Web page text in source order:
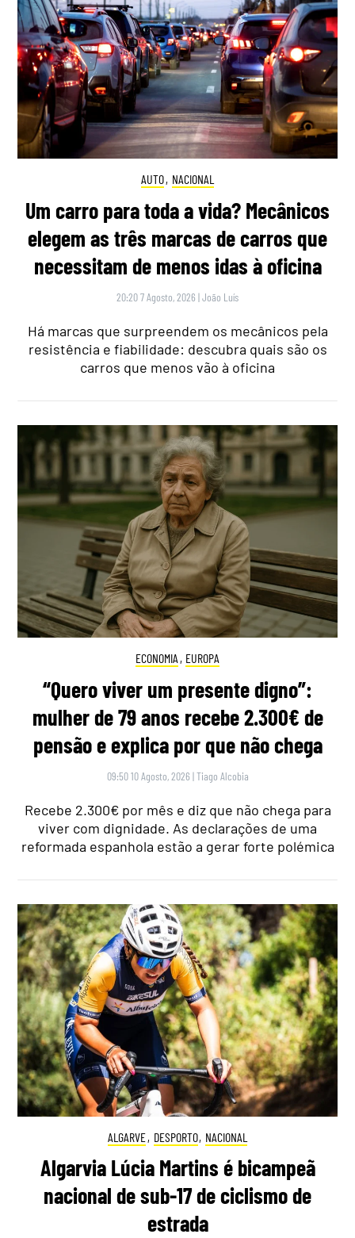
AUTO, NACIONAL
Um carro para toda a vida? Mecânicos
elegem as três marcas de carros que
necessitam de menos idas à oficina
20:20 7 Agosto, 2026 |João Luís
Há marcas que surpreendem os mecânicos pela
resistência e fiabilidade: descubra quais são os
carros que menos vão à oficina
ECONOMIA , EUROPA
“Quero viver um presente digno”:
mulher de 79 anos recebe 2.300€ de
pensão e explica por que não chega
09:50 10 Agosto, 2026 |Tiago Alcobia
Recebe 2.300€ por mês e diz que não chega para
viver com dignidade. As declarações de uma
reformada espanhola estão a gerar forte polémica
ALGARVE, DESPORTO, NACIONAL
Algarvia Lúcia Martins é bicampeã
nacional de sub-17 de ciclismo de
estrada